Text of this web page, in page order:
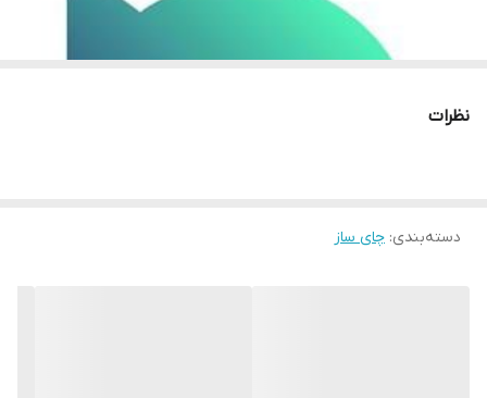
نظرات
دسته‌بندی: چای ساز